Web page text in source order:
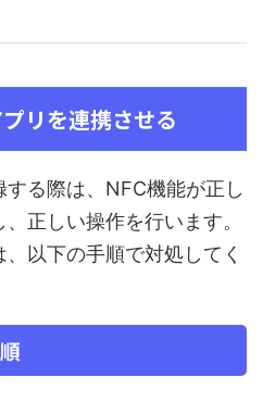
リを連携させる
る際は、NFC機能が正し
正しい操作を行います。
以下の手順で対処してく